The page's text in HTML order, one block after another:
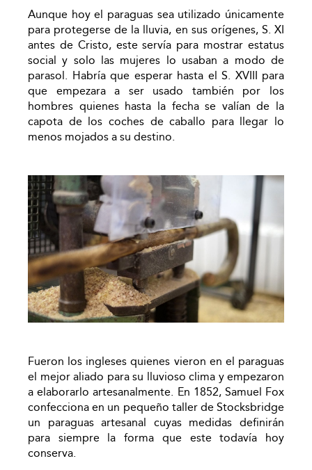
Aunque hoy el paraguas sea utilizado únicamente
para protegerse de la lluvia, en sus orígenes, S. XI
antes de Cristo, este servía para mostrar estatus
social y solo las mujeres lo usaban a modo de
parasol. Habría que esperar hasta el S. XVIII para
que empezara a ser usado también por los
hombres quienes hasta la fecha se valían de la
capota de los coches de caballo para llegar lo
menos mojados a su destino.
Fueron los ingleses quienes vieron en el paraguas
el mejor aliado para su lluvioso clima y empezaron
a elaborarlo artesanalmente. En 1852, Samuel Fox
confecciona en un pequeño taller de Stocksbridge
un paraguas artesanal cuyas medidas definirán
para siempre la forma que este todavía hoy
conserva.